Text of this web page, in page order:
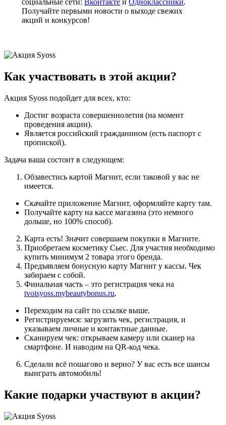
социальные сети:Вконтакте иОдноклассники.
Получайте первыми новости о выходе свежих
акций и конкурсов!
Как участвовать в этой акции?
Акция Syoss подойдет для всех, кто:
Достиг возраста совершеннолетия (на момент
проведения акции).
Является российский гражданином (есть паспорт с
пропиской).
Задача ваша состоит в следующем:
Обзавестись картой Магнит, если таковой у вас не
имеется.
Скачайте приложение Магнит, оформляйте карту там.
Получайте карту на кассе магазина (это немного
дольше, но 100% способ).
Карта есть! Значит совершаем покупки в Магните.
Приобретаем косметику Сьес. Для участия необходимо
купить минимум 2 товара этого бренда.
Предъявляем бонусную карту Магнит у кассы. Чек
забираем с собой.
Финальная часть – это регистрация чека на
tvoisyoss.mybeautybonus.ru.
Переходим на сайт по ссылке выше.
Регистрируемся: загрузить чек, регистрация, и
указываем личные и контактные данные.
Сканируем чек: открываем камеру или сканер на
смартфоне. И наводим на QR-код чека.
Сделали всё пошагово и верно? У вас есть все шансы
выиграть автомобиль!
Какие подарки участвуют в акции?